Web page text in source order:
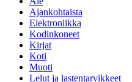
Ajankohtaista
Elektroniikka
Kodinkoneet
Kirjat
Koti
Muoti
Lelut ja lastentarvikkeet